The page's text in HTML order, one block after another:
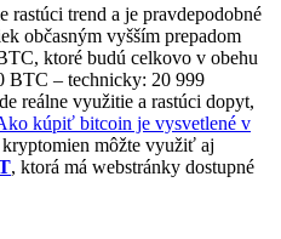
rastúci trend a je pravdepodobné
občasným vyšším prepadom
ktoré budú celkovo v obehu
BTC – technicky: 20 999
reálne využitie a rastúci dopyt,
kúpiť bitcoin je vysvetlené v
môžte využiť aj
, ktorá má webstránky dostupné